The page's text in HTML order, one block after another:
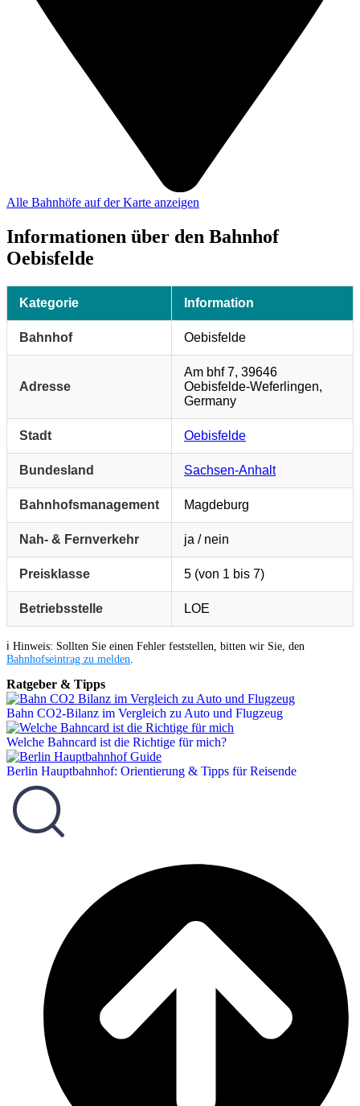
Alle Bahnhöfe auf der Karte anzeigen
Informationen über den Bahnhof
Oebisfelde
Kategorie Information
Bahnhof Oebisfelde
Adresse
Am bhf 7, 39646
Oebisfelde-Weferlingen,
Germany
Stadt Oebisfelde
Bundesland Sachsen-Anhalt
Bahnhofsmanagement Magdeburg
Nah- & Fernverkehr ja / nein
Preisklasse 5 (von 1 bis 7)
Betriebsstelle LOE
ℹ️ Hinweis: Sollten Sie einen Fehler feststellen, bitten wir Sie, den
Bahnhofseintrag zu melden
Ratgeber & Tipps
Bahn CO2-Bilanz im Vergleich zu Auto und Flugzeug
Welche Bahncard ist die Richtige für mich?
Berlin Hauptbahnhof: Orientierung & Tipps für Reisende